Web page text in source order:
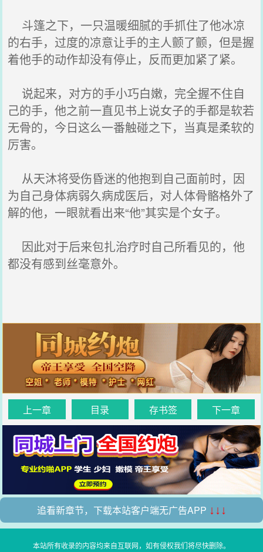
斗篷之下，一只温暖细腻的手抓住了他冰凉
的右手，过度的凉意让手的主人颤了颤，但是握
着他手的动作却没有停止，反而更加紧了紧。
说起来，对方的手小巧白嫩，完全握不住自
己的手，他之前一直见书上说女子的手都是软若
无骨的，今日这么一番触碰之下，当真是柔软的
厉害。
从天沐将受伤昏迷的他抱到自己面前时，因
为自己身体病弱久病成医后，对人体骨骼格外了
解的他，一眼就看出来“他”其实是个女子。
因此对于后来包扎治疗时自己所看见的，他
都没有感到丝毫意外。
上一章 目录 存书签 下一章
追看新章节，下载本站客户端无广告APP ↓↓↓
本站所有收录的内容均来自互联网，如有侵权我们将尽快删除。